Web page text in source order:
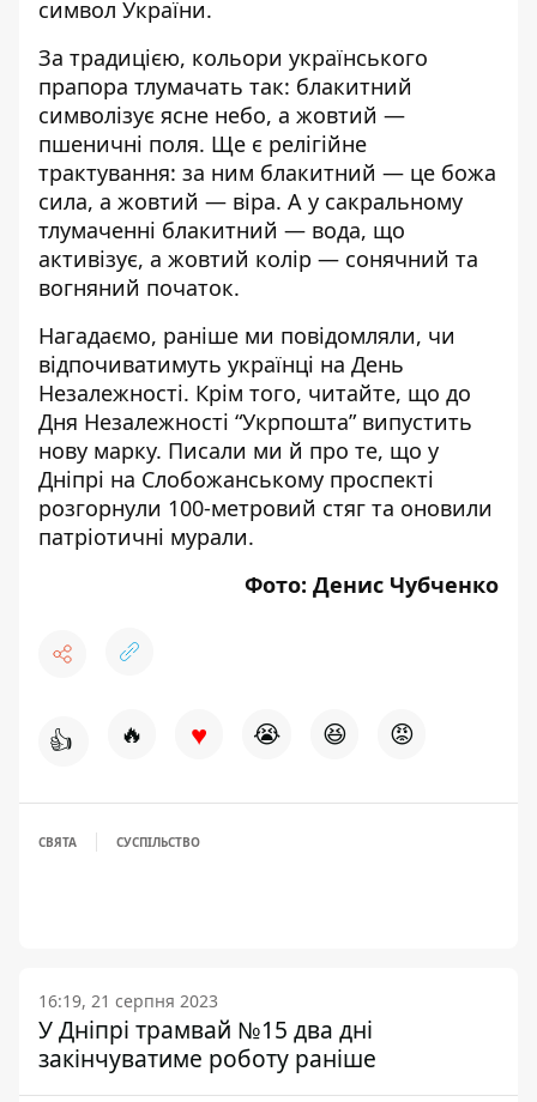
символ України.
За традицією, кольори українського
прапора тлумачать так: блакитний
символізує ясне небо, а жовтий —
пшеничні поля. Ще є релігійне
трактування: за ним блакитний — це божа
сила, а жовтий — віра. А у сакральному
тлумаченні блакитний — вода, що
активізує, а жовтий колір — сонячний та
вогняний початок.
Нагадаємо, раніше ми повідомляли, чи
відпочиватимуть українці на День
Незалежності. Крім того, читайте, що до
Дня Незалежності “Укрпошта” випустить
нову марку. Писали ми й про те, що у
Дніпрі на Слобожанському проспекті
розгорнули 100-метровий стяг та оновили
патріотичні мурали.
Фото: Денис Чубченко
👍 🔥 ♥ 😭 😆 😡
СВЯТА СУСПІЛЬСТВО
16:19, 21 серпня 2023
У Дніпрі трамвай №15 два дні
закінчуватиме роботу раніше